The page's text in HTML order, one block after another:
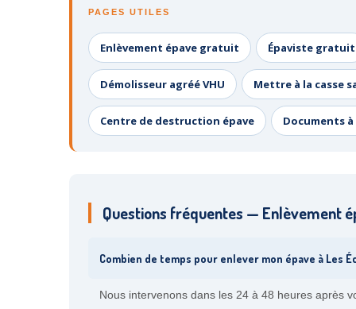
PAGES UTILES
Enlèvement épave gratuit Épaviste gratuit
Démolisseur agréé VHU Mettre à la casse
Centre de destruction épave Documents
Questions fréquentes — Enlèvement
Combien de temps pour enlever mon épave à Les
Nous intervenons dans les 24 à 48 heures après